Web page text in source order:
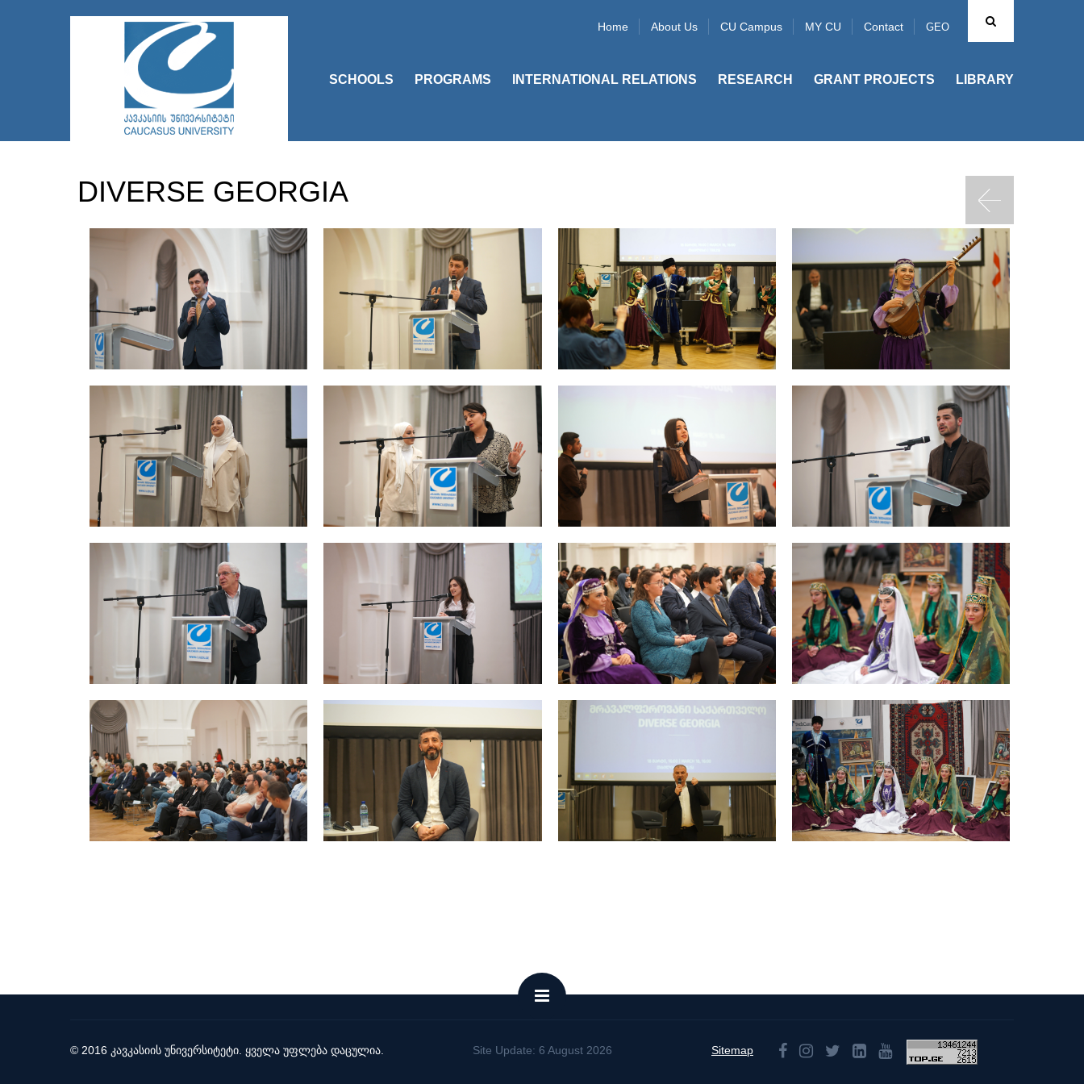
GEO
Home About Us CU Campus MY CU Contact
SCHOOLS PROGRAMS INTERNATIONAL RELATIONS RESEARCH GRANT PROJECTS LIBRARY
DIVERSE GEORGIA
Sitemap
Site Update: 6 August 2026
© 2016 კავკასიის უნივერსიტეტი. ყველა უფლება დაცულია.